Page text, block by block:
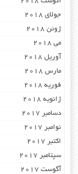
جولای 2018
ژوئن 2018
می 2018
آوریل 2018
مارس 2018
فوریه 2018
ژانویه 2018
دسامبر 2017
نوامبر 2017
اکتبر 2017
سپتامبر 2017
آگوست 2017